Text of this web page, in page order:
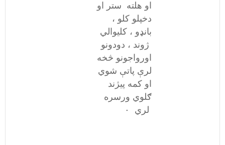
او هلته ستر او
دخپلو کلو ،
بانډو ، کلیوالي
ژوند ، دودونو
اورواجونو څخه
لرې پاتې شوي
او کمه پیژند
ګلوي ورسره
لري ۰